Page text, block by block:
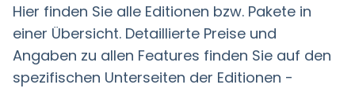
Hier finden Sie alle Editionen bzw. Pakete in
einer Übersicht. Detaillierte Preise und
Angaben zu allen Features finden Sie auf den
spezifischen Unterseiten der Editionen -